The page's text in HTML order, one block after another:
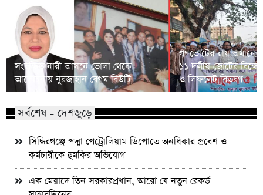
সংরক্ষিত নারী আসনে ভোলা থেকে
আলোচনায় নুরজাহান বেগম বিউটি
গণভোটের রায়
১১ দলীয় জোটের
ও লিফলেট বিতরণ
সর্বশেষ - দেশজুড়ে
সিদ্ধিরগঞ্জে পদ্মা পেট্রোলিয়াম ডিপোতে অনধিকার প্রবেশ ও
কর্মচারীকে হুমকির অভিযোগ
এক মেয়াদে তিন সরকারপ্রধান, আরো যে নতুন রেকর্ড